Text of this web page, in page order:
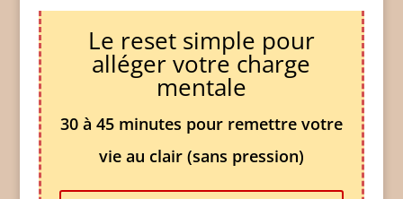
Le reset simple pour
alléger votre charge
mentale
30 à 45 minutes pour remettre votre
vie au clair (sans pression)